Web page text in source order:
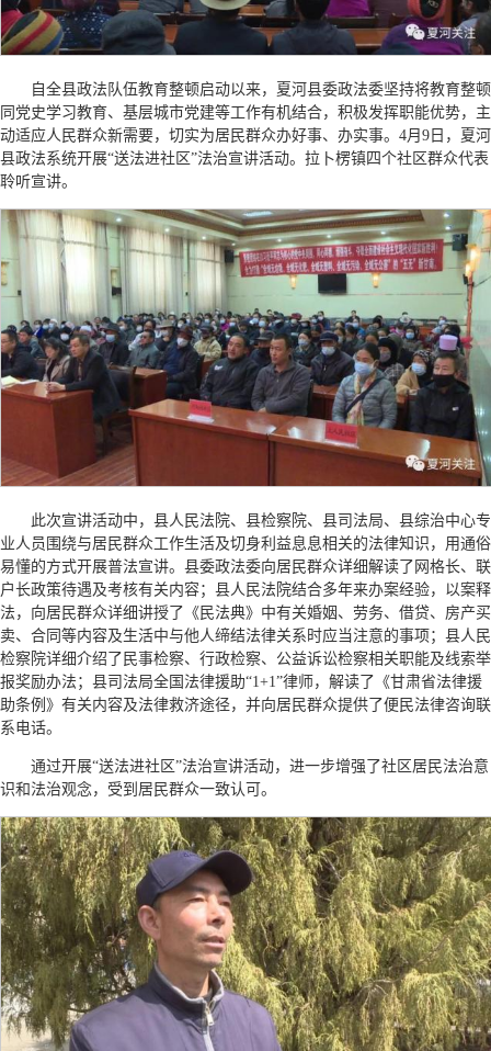
自全县政法队伍教育整顿启动以来，夏河县委政法委坚持将教育整顿
同党史学习教育、基层城市党建等工作有机结合，积极发挥职能优势，主
动适应人民群众新需要，切实为居民群众办好事、办实事。4月9日，夏河
县政法系统开展“送法进社区”法治宣讲活动。拉卜楞镇四个社区群众代表
聆听宣讲。
此次宣讲活动中，县人民法院、县检察院、县司法局、县综治中心专
业人员围绕与居民群众工作生活及切身利益息息相关的法律知识，用通俗
易懂的方式开展普法宣讲。县委政法委向居民群众详细解读了网格长、联
户长政策待遇及考核有关内容；县人民法院结合多年来办案经验，以案释
法，向居民群众详细讲授了《民法典》中有关婚姻、劳务、借贷、房产买
卖、合同等内容及生活中与他人缔结法律关系时应当注意的事项；县人民
检察院详细介绍了民事检察、行政检察、公益诉讼检察相关职能及线索举
报奖励办法；县司法局全国法律援助“1+1”律师，解读了《甘肃省法律援
助条例》有关内容及法律救济途径，并向居民群众提供了便民法律咨询联
系电话。
通过开展“送法进社区”法治宣讲活动，进一步增强了社区居民法治意
识和法治观念，受到居民群众一致认可。